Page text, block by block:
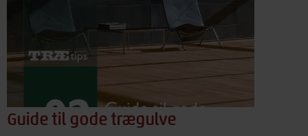
Guide til gode trægulve